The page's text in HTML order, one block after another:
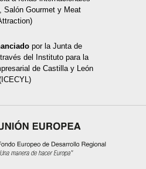
Salón Gourmet y Meat
por la Junta de
del Instituto para la
de Castilla y León